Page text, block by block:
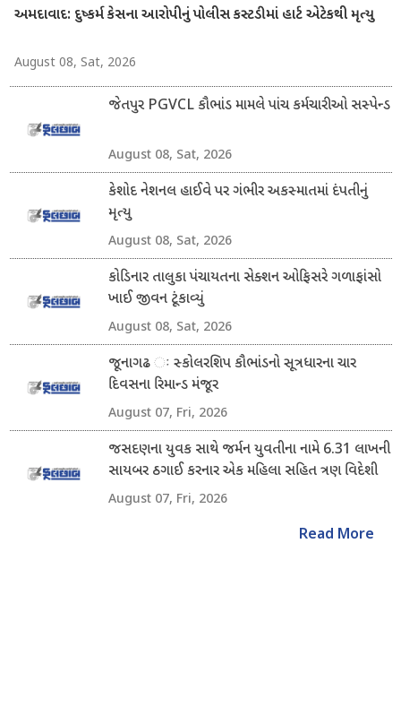
અમદાવાદ: દુષ્કર્મ કેસના આરોપીનું પોલીસ કસ્ટડીમાં હાર્ટ એટેકથી મૃત્યુ
August 08, Sat, 2026
જેતપુર PGVCL કૌભાંડ મામલે પાંચ કર્મચારીઓ સસ્પેન્ડ
August 08, Sat, 2026
કેશોદ નેશનલ હાઈવે પર ગંભીર અકસ્માતમાં દંપતીનું
મૃત્યુ
August 08, Sat, 2026
કોડિનાર તાલુકા પંચાયતના સેક્શન ઓફિસરે ગળાફાંસો
ખાઈ જીવન ટૂંકાવ્યું
August 08, Sat, 2026
જૂનાગઢ ઃ સ્કોલરશિપ કૌભાંડનો સૂત્રધારના ચાર
દિવસના રિમાન્ડ મંજૂર
August 07, Fri, 2026
જસદણના યુવક સાથે જર્મન યુવતીના નામે 6.31 લાખની
સાયબર ઠગાઈ કરનાર એક મહિલા સહિત ત્રણ વિદેશી
નાગરિક ઝડપાયા
August 07, Fri, 2026
Read More